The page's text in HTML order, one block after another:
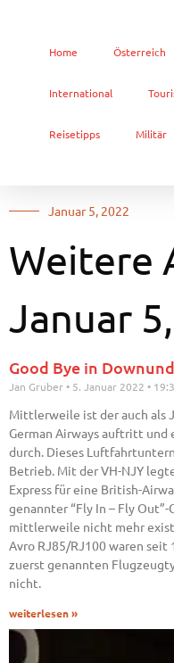
Home Österreich
International
Reisetipps Militär
Januar 5, 2022
Weitere
Januar
Good Bye in
Jan Gruber 5. Januar 2022
Mittlerweile ist der auch als
German Airways auftritt und
durch. Dieses
Betrieb. Mit der VH-NJY
Express für eine British-
genannter “Fly In – Fly
mittlerweile nicht mehr
Avro RJ85/RJ100 waren
zuerst genannten
nicht.
weiterlesen »